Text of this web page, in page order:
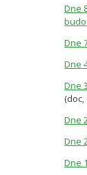
Dne
Dne
Dne
Dne
(doc,
Dne
Dne
Dne